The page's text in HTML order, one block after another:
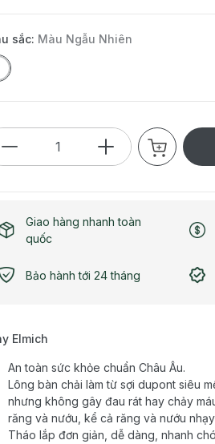
sắc: Màu Ngẫu Nhiên
Giao hàng nhanh toàn
quốc
Bảo hành tới 24 tháng
Elmich
An toàn sức khỏe chuẩn Châu Âu.
Lông bàn chải làm từ sợi dupont siêu
nhưng không gây đau rát hay chảy
răng và nướu, kể cả răng và nướu
Tháo lắp đơn giản, dễ dàng, nhanh